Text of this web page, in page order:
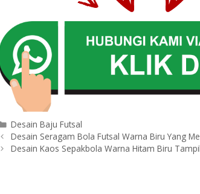
Categories
Desain Baju Futsal
Post
navigation
Desain Seragam Bola Futsal Warna Biru Yang
Desain Kaos Sepakbola Warna Hitam Biru